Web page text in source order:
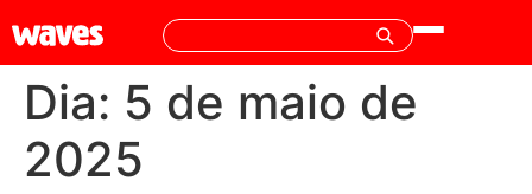
Dia: 5 de maio de
2025